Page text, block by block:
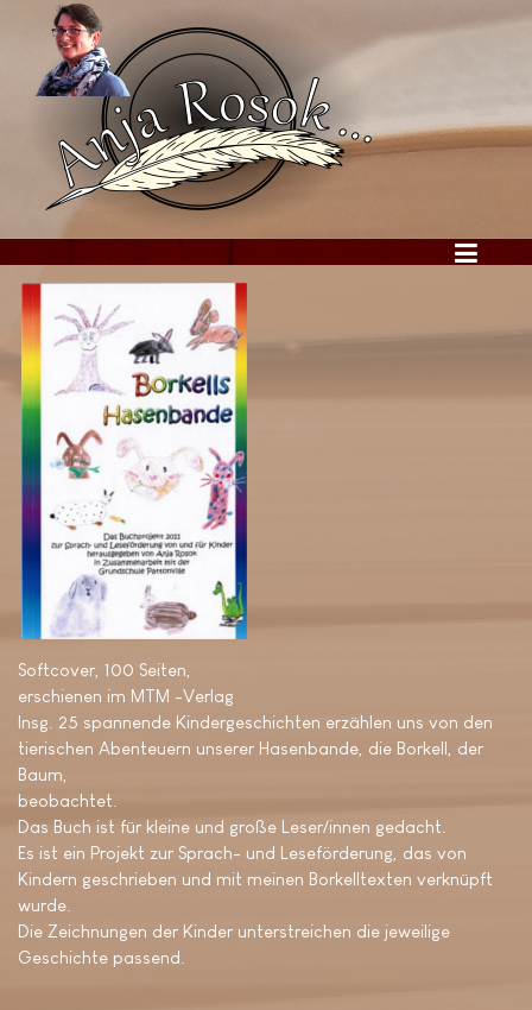
Softcover, 100 Seiten,
erschienen im MTM -Verlag
Insg. 25 spannende Kindergeschichten erzählen uns von den
tierischen Abenteuern unserer Hasenbande, die Borkell, der
Baum,
beobachtet.
Das Buch ist für kleine und große Leser/innen gedacht.
Es ist ein Projekt zur Sprach- und Leseförderung, das von
Kindern geschrieben und mit meinen Borkelltexten verknüpft
wurde.
Die Zeichnungen der Kinder unterstreichen die jeweilige
Geschichte passend.